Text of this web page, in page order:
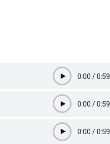
Play0:00 /0:59
Play0:00 /0:59
Play0:00 /0:59